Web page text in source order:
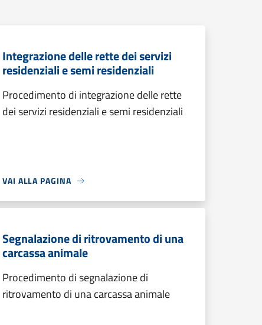
Integrazione delle rette dei servizi
residenziali e semi residenziali
Procedimento di integrazione delle rette
dei servizi residenziali e semi residenziali
VAI ALLA PAGINA
Segnalazione di ritrovamento di una
carcassa animale
Procedimento di segnalazione di
ritrovamento di una carcassa animale